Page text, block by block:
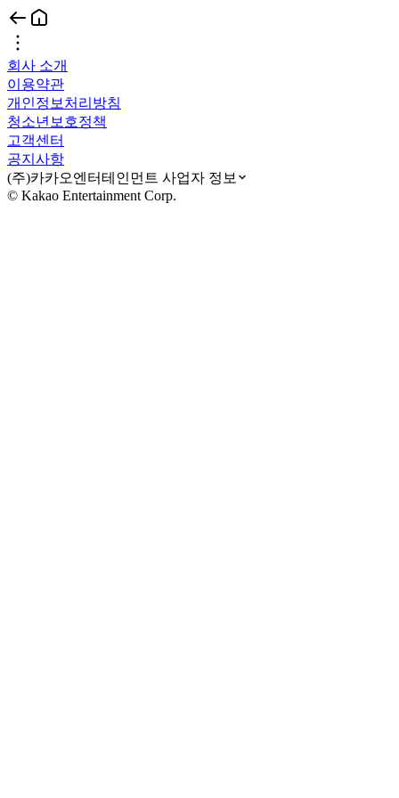
회사 소개
이용약관
개인정보처리방침
청소년보호정책
고객센터
공지사항
(주)카카오엔터테인먼트 사업자 정보
© Kakao Entertainment Corp.